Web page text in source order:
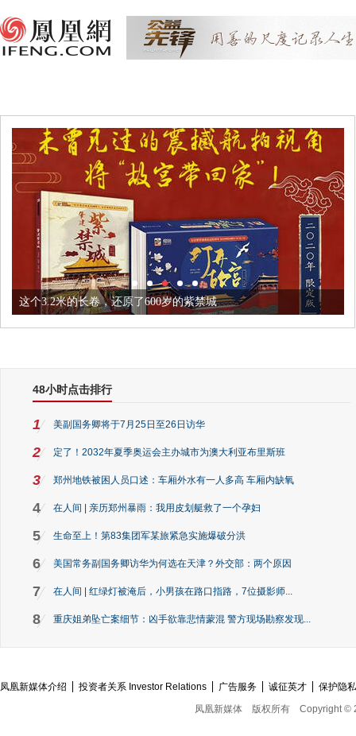
这个3.2米的长卷，还原了600岁的紫禁城
48小时点击排行
1 美副国务卿将于7月25日至26日访华
2 定了！2032年夏季奥运会主办城市为澳大利亚布里斯班
3 郑州地铁被困人员口述：车厢外水有一人多高 车厢内缺氧
4 在人间 | 亲历郑州暴雨：我用皮划艇救了一个孕妇
5 生命至上！第83集团军某旅紧急实施爆破分洪
6 美国常务副国务卿访华为何选在天津？外交部：两个原因
7 在人间 | 红绿灯被淹后，小男孩在路口指路，7位摄影师...
8 重庆姐弟坠亡案细节：凶手欲靠悲情蒙混 警方现场勘察发现...
凤凰新媒体介绍 投资者关系 Investor Relations 广告服务 诚征英才
保护隐
凤凰新媒体
版权所有 Copyright ©